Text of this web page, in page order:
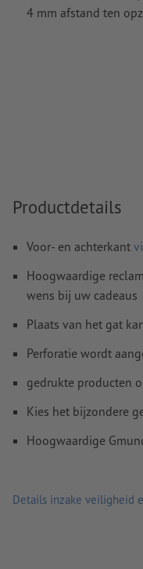
4 mm afstand ten
CMYK,
FOGRA52 (PSO
Inhoud van
Hoe maak ik
Productdetails
Voor- en achterkant
Hoogwaardige
wens bij uw cadeaus
Plaats van het gat
Perforatie wordt
gedrukte producten
Kies het bijzondere
Hoogwaardige
Details inzake veiligheid